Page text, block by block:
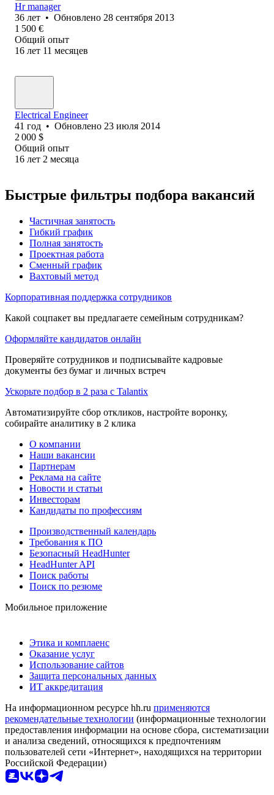
Hr manager
36 лет • Обновлено 28 сентября 2013
1 500 €
Общий опыт
16 лет 11 месяцев
Electrical Engineer
41 год • Обновлено 23 июля 2014
2 000 $
Общий опыт
16 лет 2 месяца
Быстрые фильтры подбора вакансий
Частичная занятость
Гибкий график
Полная занятость
Проектная работа
Сменный график
Вахтовый метод
Корпоративная поддержка сотрудников
Какой соцпакет вы предлагаете семейным сотрудникам?
Оформляйте кандидатов онлайн
Проверяйте сотрудников и подписывайте кадровые
документы без бумаг и личных встреч
Ускорьте подбор в 2 раза с Talantix
Автоматизируйте сбор откликов, настройте воронку,
собирайте аналитику в 2 клика
О компании
Наши вакансии
Партнерам
Реклама на сайте
Новости и статьи
Инвесторам
Кандидаты по профессиям
Производственный календарь
Требования к ПО
Безопасный HeadHunter
HeadHunter API
Поиск работы
Поиск по резюме
Мобильное приложение
Этика и комплаенс
Оказание услуг
Использование сайтов
Защита персональных данных
ИТ аккредитация
На информационном ресурсе hh.ru применяются
рекомендательные технологии (информационные технологии
предоставления информации на основе сбора, систематизации
и анализа сведений, относящихся к предпочтениям
пользователей сети «Интернет», находящихся на территории
Российской Федерации)